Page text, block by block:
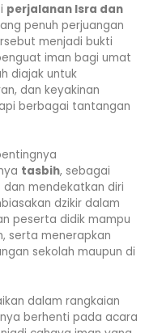
perjalanan Isra dan
penuh perjuangan
menjadi bukti
iman bagi umat
diajak untuk
dan keyakinan
berbagai tantangan
tasbih, sebagai
mendekatkan diri
dzikir dalam
peserta didik mampu
serta menerapkan
sekolah maupun di
dalam rangkaian
berhenti pada acara